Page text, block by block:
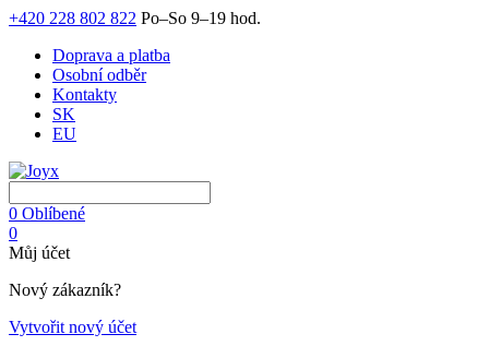
+420 228 802 822 Po–So 9–19 hod.
Doprava a platba
Osobní odběr
Kontakty
SK
EU
0 Oblíbené
0
Můj účet
Nový zákazník?
Vytvořit nový účet